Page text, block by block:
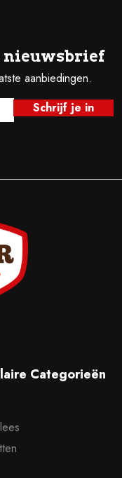
nieuwsbrief
aanbiedingen.
Categorieën